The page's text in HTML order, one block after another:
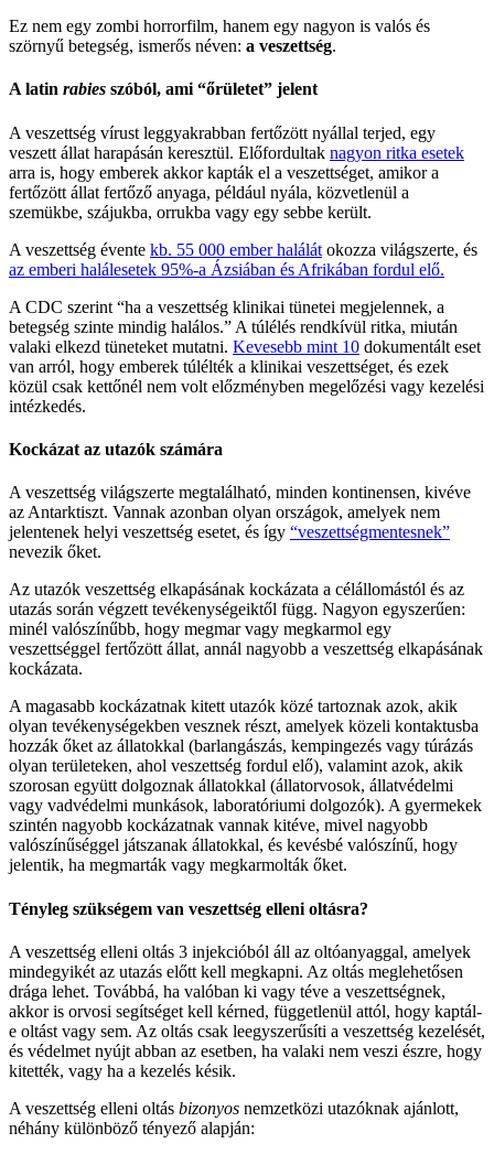
Ez nem egy zombi horrorfilm, hanem egy nagyon is valós és
szörnyű betegség, ismerős néven: a veszettség.
A latin rabies szóból, ami “őrületet” jelent
A veszettség vírust leggyakrabban fertőzött nyállal terjed, egy
veszett állat harapásán keresztül. Előfordultak nagyon ritka esetek
arra is, hogy emberek akkor kapták el a veszettséget, amikor a
fertőzött állat fertőző anyaga, például nyála, közvetlenül a
szemükbe, szájukba, orrukba vagy egy sebbe került.
A veszettség évente kb. 55 000 ember halálát okozza világszerte, és
az emberi halálesetek 95%-a Ázsiában és Afrikában fordul elő.
A CDC szerint “ha a veszettség klinikai tünetei megjelennek, a
betegség szinte mindig halálos.” A túlélés rendkívül ritka, miután
valaki elkezd tüneteket mutatni. Kevesebb mint 10 dokumentált eset
van arról, hogy emberek túlélték a klinikai veszettséget, és ezek
közül csak kettőnél nem volt előzményben megelőzési vagy kezelési
intézkedés.
Kockázat az utazók számára
A veszettség világszerte megtalálható, minden kontinensen, kivéve
az Antarktiszt. Vannak azonban olyan országok, amelyek nem
jelentenek helyi veszettség esetet, és így “veszettségmentesnek”
nevezik őket.
Az utazók veszettség elkapásának kockázata a célállomástól és az
utazás során végzett tevékenységeiktől függ. Nagyon egyszerűen:
minél valószínűbb, hogy megmar vagy megkarmol egy
veszettséggel fertőzött állat, annál nagyobb a veszettség elkapásának
kockázata.
A magasabb kockázatnak kitett utazók közé tartoznak azok, akik
olyan tevékenységekben vesznek részt, amelyek közeli kontaktusba
hozzák őket az állatokkal (barlangászás, kempingezés vagy túrázás
olyan területeken, ahol veszettség fordul elő), valamint azok, akik
szorosan együtt dolgoznak állatokkal (állatorvosok, állatvédelmi
vagy vadvédelmi munkások, laboratóriumi dolgozók). A gyermekek
szintén nagyobb kockázatnak vannak kitéve, mivel nagyobb
valószínűséggel játszanak állatokkal, és kevésbé valószínű, hogy
jelentik, ha megmarták vagy megkarmolták őket.
Tényleg szükségem van veszettség elleni oltásra?
A veszettség elleni oltás 3 injekcióból áll az oltóanyaggal, amelyek
mindegyikét az utazás előtt kell megkapni. Az oltás meglehetősen
drága lehet. Továbbá, ha valóban ki vagy téve a veszettségnek,
akkor is orvosi segítséget kell kérned, függetlenül attól, hogy kaptál-
e oltást vagy sem. Az oltás csak leegyszerűsíti a veszettség kezelését,
és védelmet nyújt abban az esetben, ha valaki nem veszi észre, hogy
kitették, vagy ha a kezelés késik.
A veszettség elleni oltás bizonyos nemzetközi utazóknak ajánlott,
néhány különböző tényező alapján: